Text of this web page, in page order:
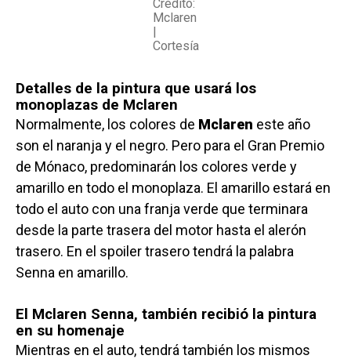
Crédito:
Mclaren
|
Cortesía
Detalles de la pintura que usará los
monoplazas de Mclaren
Normalmente, los colores de Mclaren este año
son el naranja y el negro. Pero para el Gran Premio
de Mónaco, predominarán los colores verde y
amarillo en todo el monoplaza. El amarillo estará en
todo el auto con una franja verde que terminara
desde la parte trasera del motor hasta el alerón
trasero. En el spoiler trasero tendrá la palabra
Senna en amarillo.
El Mclaren Senna, también recibió la pintura
en su homenaje
Mientras en el auto, tendrá también los mismos